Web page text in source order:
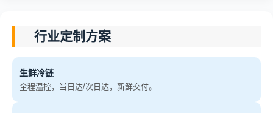
行业定制方案
生鲜冷链
全程温控，当日达/次日达，新鲜交付。